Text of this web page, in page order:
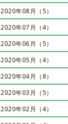
2020年08月（5）
2020年07月（4）
2020年06月（5）
2020年05月（4）
2020年04月（8）
2020年03月（5）
2020年02月（4）